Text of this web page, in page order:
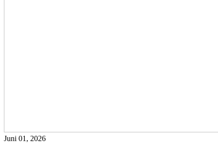
Juni 01, 2026